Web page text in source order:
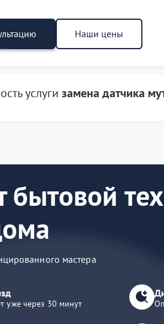
Наши цены
услуги замена датчика
бытовой
мастера
уже через 30 минут